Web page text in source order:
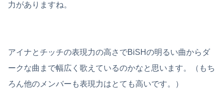
力がありますね。
アイナとチッチの表現力の高さでBiSHの明るい曲からダ
ークな曲まで幅広く歌えているのかなと思います。（もち
ろん他のメンバーも表現力はとても高いです。）